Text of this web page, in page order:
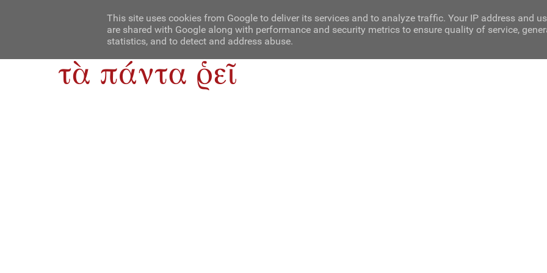
Contact Us About Us
This site uses cookies from Google to deliver its services and to analyze traffic. Your IP address and
are shared with Google along with performance and security metrics to ensure quality of service,
statistics, and to detect and address abuse.